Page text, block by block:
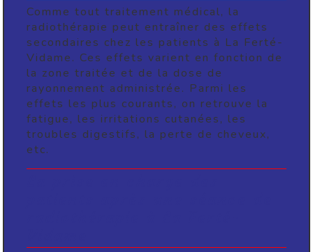
Comme tout traitement médical, la
radiothérapie peut entraîner des effets
secondaires chez les patients à La Ferté-
Vidame. Ces effets varient en fonction de
la zone traitée et de la dose de
rayonnement administrée. Parmi les
effets les plus courants, on retrouve la
fatigue, les irritations cutanées, les
troubles digestifs, la perte de cheveux,
etc.